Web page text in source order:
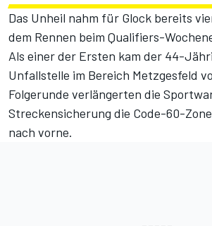
Das Unheil nahm für Glock bereits
dem Rennen beim Qualifiers-
Als einer der Ersten kam der 44-
Unfallstelle im Bereich Metzgesfeld
Folgerunde verlängerten die
Streckensicherung die Code-60-
nach vorne.